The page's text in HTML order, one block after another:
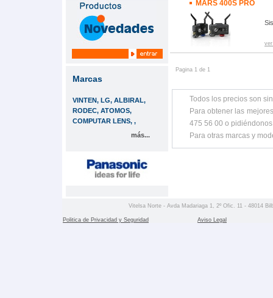
Marcas
VINTEN, LG, ALBIRAL,
RODEC, ATOMOS,
COMPUTAR LENS, ,
más...
MARS 400S PRO
Pagina 1 de 1
Todos los precios son
Para obtener las
475 56 00 o
Para otras marcas y
Vitelsa Norte - Avda Madariaga 1, 2º Ofic. 11 - 48014
Politica de Privacidad y Seguridad Aviso Legal